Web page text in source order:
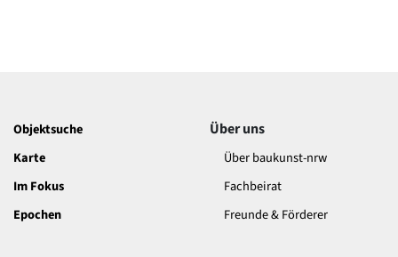
Objektsuche
Karte
Im Fokus
Epochen
Über uns
Über baukunst-nrw
Fachbeirat
Freunde & Förderer